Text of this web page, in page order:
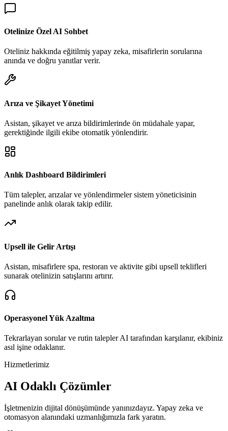
Otelinize Özel AI Sohbet
Oteliniz hakkında eğitilmiş yapay zeka, misafirlerin sorularına
anında ve doğru yanıtlar verir.
Arıza ve Şikayet Yönetimi
Asistan, şikayet ve arıza bildirimlerinde ön müdahale yapar,
gerektiğinde ilgili ekibe otomatik yönlendirir.
Anlık Dashboard Bildirimleri
Tüm talepler, arızalar ve yönlendirmeler sistem yöneticisinin
panelinde anlık olarak takip edilir.
Upsell ile Gelir Artışı
Asistan, misafirlere spa, restoran ve aktivite gibi upsell teklifleri
sunarak otelinizin satışlarını artırır.
Operasyonel Yük Azaltma
Tekrarlayan sorular ve rutin talepler AI tarafından karşılanır, ekibiniz
asıl işine odaklanır.
Hizmetlerimiz
AI Odaklı Çözümler
İşletmenizin dijital dönüşümünde yanınızdayız. Yapay zeka ve
otomasyon alanındaki uzmanlığımızla fark yaratın.